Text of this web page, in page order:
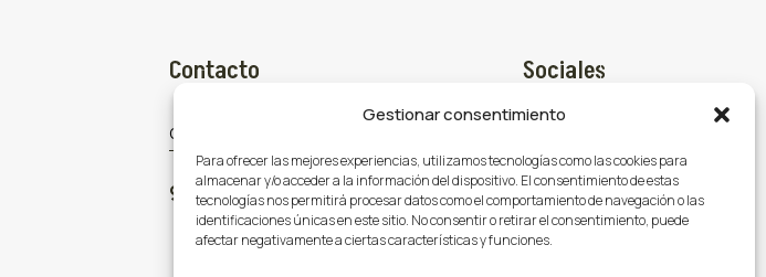
Gestionar consentimiento
Para ofrecer las mejores experiencias, utilizamos tecnologías como las cookies para
almacenar y/o acceder a la información del dispositivo. El consentimiento de estas
tecnologías nos permitirá procesar datos como el comportamiento de navegación o las
identificaciones únicas en este sitio. No consentir o retirar el consentimiento, puede
afectar negativamente a ciertas características y funciones.
Contacto
comercial@gasmocion.com
961 667 879
Sociales
 Facebook
 X (Twitter)
 Instagram